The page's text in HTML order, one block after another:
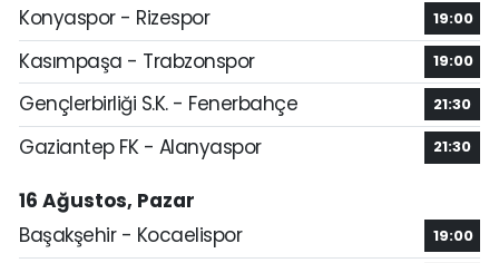
Konyaspor - Rizespor
19:00
Kasımpaşa - Trabzonspor 19:00
Gençlerbirliği S.K. - Fenerbahçe 21:30
Gaziantep FK - Alanyaspor 21:30
16 Ağustos, Pazar
Başakşehir - Kocaelispor
19:00